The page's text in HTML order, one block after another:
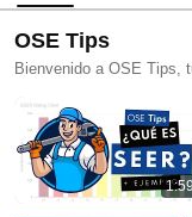
OSE Tips
Bienvenido a OSE Tips,
1:59